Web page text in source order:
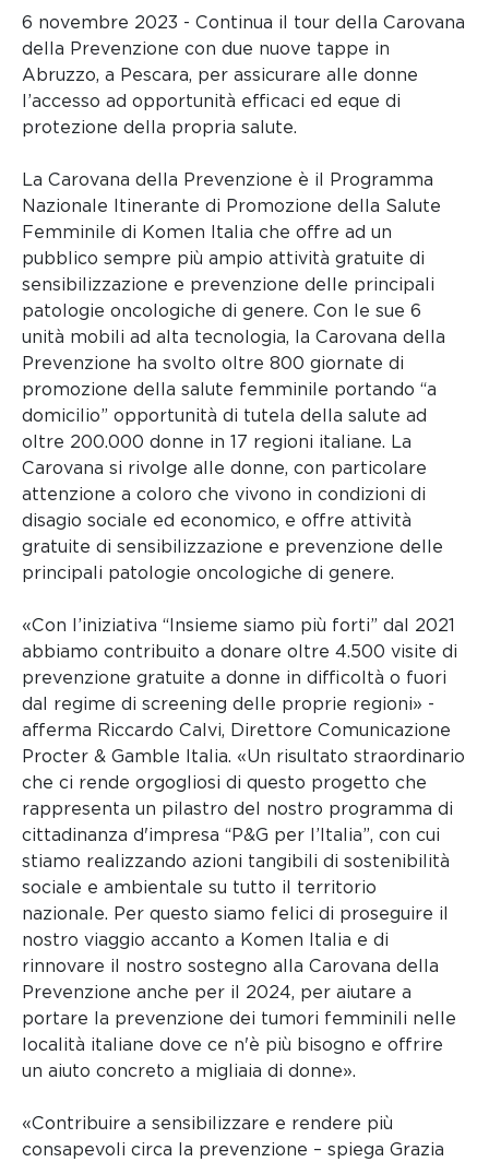
6 novembre 2023 - Continua il tour della Carovana
della Prevenzione con due nuove tappe in
Abruzzo, a Pescara, per assicurare alle donne
l’accesso ad opportunità efficaci ed eque di
protezione della propria salute.
La Carovana della Prevenzione è il Programma
Nazionale Itinerante di Promozione della Salute
Femminile di Komen Italia che offre ad un
pubblico sempre più ampio attività gratuite di
sensibilizzazione e prevenzione delle principali
patologie oncologiche di genere. Con le sue 6
unità mobili ad alta tecnologia, la Carovana della
Prevenzione ha svolto oltre 800 giornate di
promozione della salute femminile portando “a
domicilio” opportunità di tutela della salute ad
oltre 200.000 donne in 17 regioni italiane. La
Carovana si rivolge alle donne, con particolare
attenzione a coloro che vivono in condizioni di
disagio sociale ed economico, e offre attività
gratuite di sensibilizzazione e prevenzione delle
principali patologie oncologiche di genere.
«Con l’iniziativa “Insieme siamo più forti” dal 2021
abbiamo contribuito a donare oltre 4.500 visite di
prevenzione gratuite a donne in difficoltà o fuori
dal regime di screening delle proprie regioni» -
afferma Riccardo Calvi, Direttore Comunicazione
Procter & Gamble Italia. «Un risultato straordinario
che ci rende orgogliosi di questo progetto che
rappresenta un pilastro del nostro programma di
cittadinanza d'impresa “P&G per l’Italia”, con cui
stiamo realizzando azioni tangibili di sostenibilità
sociale e ambientale su tutto il territorio
nazionale. Per questo siamo felici di proseguire il
nostro viaggio accanto a Komen Italia e di
rinnovare il nostro sostegno alla Carovana della
Prevenzione anche per il 2024, per aiutare a
portare la prevenzione dei tumori femminili nelle
località italiane dove ce n'è più bisogno e offrire
un aiuto concreto a migliaia di donne».
«Contribuire a sensibilizzare e rendere più
consapevoli circa la prevenzione – spiega Grazia